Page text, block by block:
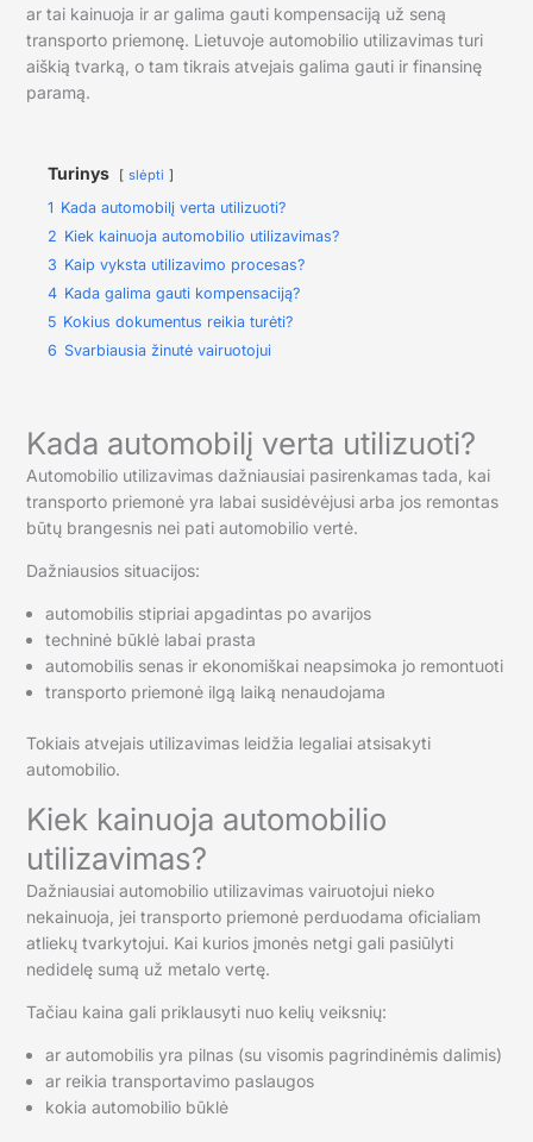
ar tai kainuoja ir ar galima gauti kompensaciją už seną
transporto priemonę. Lietuvoje automobilio utilizavimas turi
aiškią tvarką, o tam tikrais atvejais galima gauti ir finansinę
paramą.
Turinys slėpti
1 Kada automobilį verta utilizuoti?
2 Kiek kainuoja automobilio utilizavimas?
3 Kaip vyksta utilizavimo procesas?
4 Kada galima gauti kompensaciją?
5 Kokius dokumentus reikia turėti?
6 Svarbiausia žinutė vairuotojui
Kada automobilį verta utilizuoti?
Automobilio utilizavimas dažniausiai pasirenkamas tada, kai
transporto priemonė yra labai susidėvėjusi arba jos remontas
būtų brangesnis nei pati automobilio vertė.
Dažniausios situacijos:
automobilis stipriai apgadintas po avarijos
techninė būklė labai prasta
automobilis senas ir ekonomiškai neapsimoka jo remontuoti
transporto priemonė ilgą laiką nenaudojama
Tokiais atvejais utilizavimas leidžia legaliai atsisakyti
automobilio.
Kiek kainuoja automobilio
utilizavimas?
Dažniausiai automobilio utilizavimas vairuotojui nieko
nekainuoja, jei transporto priemonė perduodama oficialiam
atliekų tvarkytojui. Kai kurios įmonės netgi gali pasiūlyti
nedidelę sumą už metalo vertę.
Tačiau kaina gali priklausyti nuo kelių veiksnių:
ar automobilis yra pilnas (su visomis pagrindinėmis dalimis)
ar reikia transportavimo paslaugos
kokia automobilio būklė